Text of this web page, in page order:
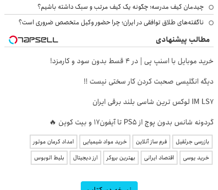
چیدمان کیف مدرسه؛ چگونه یک کیف مرتب و سبک داشته باشیم؟
ناگفته‌های طلاق توافقی در ایران؛ چرا حضور وکیل متخصص ضروری است؟
مطالب پیشنهادی
خرید موبایل با اسنپ پی | در ۴ قسط بدون سود و کارمزد!
دیگه انگلیسی صحبت کردن کار سختی نیست !!
IM LS7 لوکس ترین شاسی بلند برقی ایران
گردونه شانس بدون پوچ از PS5 تا آیفون17 و بیت کوین 🔥
بازرسی جرثقیل فرم ساز آنلاین خرید مواد شیمیایی
امداد کرمان موتور
خرید یوسی
اقتصاد ایرانی بهترین بروکر ارز دیجیتال بلیط اتوبوس